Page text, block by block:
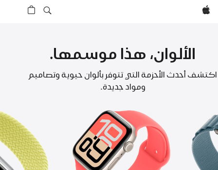
Apple‏
أحزمة
الألوان، هذا موسمها.
اكتشف أحدث الأحزمة التي تتوفر بألوان حيوية وتصاميم
ومواد جديدة.